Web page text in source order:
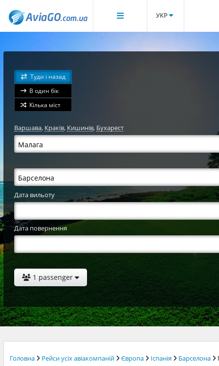
УКР
Туди і назад
В один бік
Кілька міст
Варшава, Краків, Кишинів, Бухарест
Дата вильоту
Дата повернення
1 passenger
Головна Рейси усіх авіакомпаній Європа Іспанія Барселона